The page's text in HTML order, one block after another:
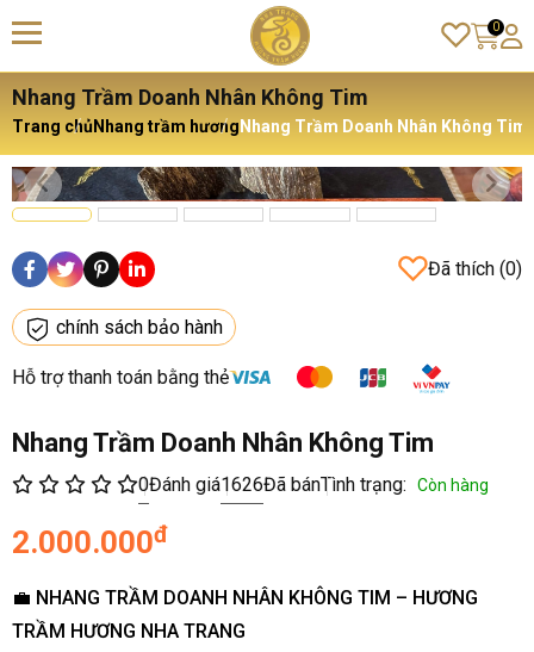
0
Nhang Trầm Doanh Nhân Không Tim
Trang chủ Nhang trầm hương Nhang Trầm Doanh Nhân Không Tim
Đã thích (0)
chính sách bảo hành
Hỗ trợ thanh toán bằng thẻ
Nhang Trầm Doanh Nhân Không Tim
0Đánh giá1626Đã bánTình trạng: Còn hàng
2.000.000đ
💼 NHANG TRẦM DOANH NHÂN KHÔNG TIM – HƯƠNG
TRẦM HƯƠNG NHA TRANG